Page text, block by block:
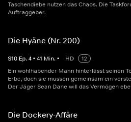
Taschendiebe nutzen das Chaos. Die
Auftraggeber.
Die Hyäne (Nr. 200)
S10 Ep.4 • 41 Min. • HD
12
Ein wohlhabender Mann hinterlässt seinen
Erbe, doch sie müssen gemeinsam ein
Der Jäger Sean Dane will das Vermögen
Die Dockery-Affäre